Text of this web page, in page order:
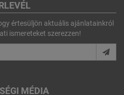
értesüljön aktuális ajánlatainkról
ismereteket szerezzen!
MÉDIA